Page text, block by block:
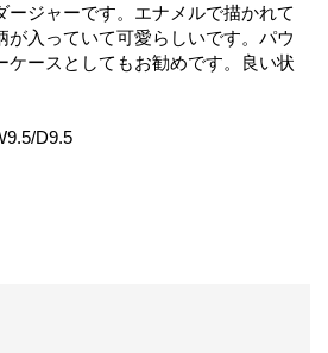
ージャーです。エナメルで描かれて
が入っていて可愛らしいです。パウ
ケースとしてもお勧めです。良い状
D9.5